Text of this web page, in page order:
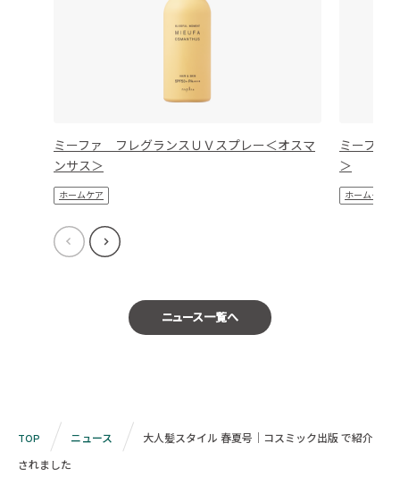
ミーファ フレグランスＵＶスプレー＜オスマ
ンサス＞
ホームケア
ミーファ
＞
ホームケア
ニュース一覧へ
TOP ニュース
大人髪スタイル 春夏号｜コスミック出版 で紹介
されました